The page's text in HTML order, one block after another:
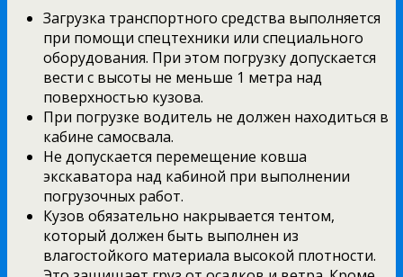
Загрузка транспортного средства выполняется
при помощи спецтехники или специального
оборудования. При этом погрузку допускается
вести с высоты не меньше 1 метра над
поверхностью кузова.
При погрузке водитель не должен находиться в
кабине самосвала.
Не допускается перемещение ковша
экскаватора над кабиной при выполнении
погрузочных работ.
Кузов обязательно накрывается тентом,
который должен быть выполнен из
влагостойкого материала высокой плотности.